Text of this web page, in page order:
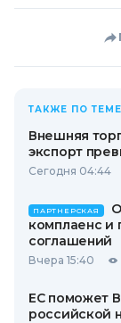
ТАКЖЕ ПО ТЕМЕ
Внешняя
экспорт
Сегодня 04:44
ПАРТНЕРСКАЯ
комплаенс и
соглашений
Вчера 15:40
ЕС поможет
российской